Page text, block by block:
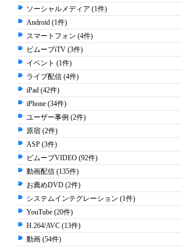
ソーシャルメディア (1件)
Android (1件)
スマートフォン (4件)
ビムーブiTV (3件)
イベント (1件)
ライブ配信 (4件)
iPad (42件)
iPhone (34件)
ユーザー事例 (2件)
原宿 (2件)
ASP (3件)
ビムーブVIDEO (92件)
動画配信 (135件)
お薦めDVD (2件)
システムインテグレーション (1件)
YouTube (20件)
H.264/AVC (13件)
動画 (54件)